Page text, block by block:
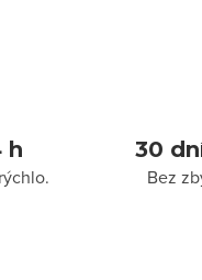
h 30
Bez